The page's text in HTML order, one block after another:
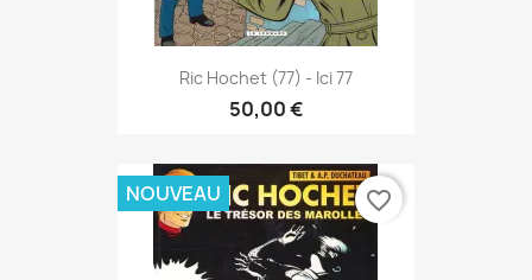
Ric Hochet (77) - Ici 77
50,00 €
NOUVEAU favorite_border